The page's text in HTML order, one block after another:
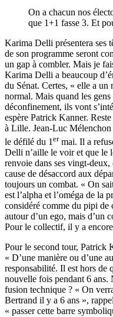
On a chacun nos
que 1+1 fasse 3. Et
Karima Delli présentera ses
de son programme seront
un gap à combler. Mais je
Karima Delli a beaucoup
du Sénat. Certes, « elle a
normal. Mais quand les
déconfinement, ils vont
espère Patrick Kanner.
à Lille. Jean-Luc Mélenchon
le défilé du 1 ermai. Il a
Delli n’aille le voir et que le
renvoie dans ses vingt-
cause de désaccord aux
toujours un combat. « On
est l’alpha et l’oméga de la
considéré comme du pipi
autour d’un ego, mais d’un
Pour le collectif, il y a
Pour le second tour, Patrick
« D’une manière ou d’une
responsabilité. Il est hors de
nouvelle fois pendant 6 ans.
fusion technique ? « On
Bertrand il y a 6 ans »,
« passer cette barre